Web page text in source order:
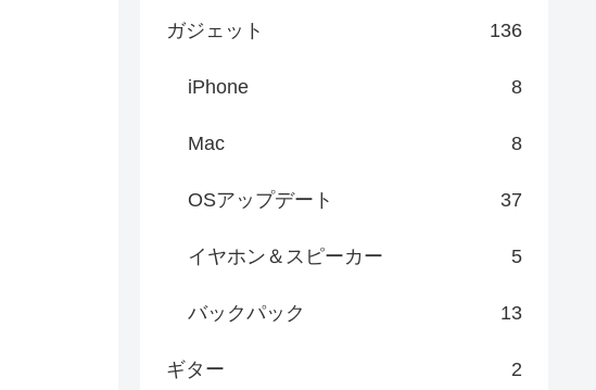
ガジェット 136
iPhone 8
Mac 8
OSアップデート 37
イヤホン＆スピーカー 5
バックパック 13
ギター 2